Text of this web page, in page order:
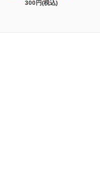
300円(税込)